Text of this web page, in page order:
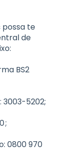
possa te
de
BS2
3003-5202;
;
0800 970